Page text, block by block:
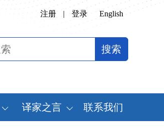
注册 | 登录 English
译家之言 联系我们